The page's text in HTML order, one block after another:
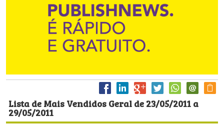
Lista de Mais Vendidos Geral de 23/05/2011 a
29/05/2011